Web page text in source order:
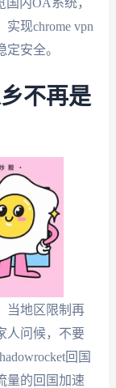
内OA系统，
现chrome vpn
安全。
不再是
当地区限制再
人问候，不要
回国
量的回国加速